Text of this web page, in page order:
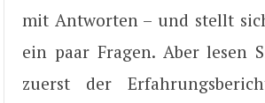
mit Antworten – und stellt
ein paar Fragen. Aber lesen
zuerst der